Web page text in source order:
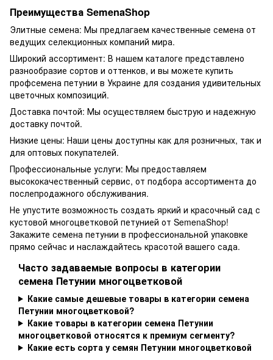
Преимущества SemenaShop
Элитные семена: Мы предлагаем качественные семена от
ведущих селекционных компаний мира.
Широкий ассортимент: В нашем каталоге представлено
разнообразие сортов и оттенков, и вы можете купить
профсемена петунии в Украине для создания удивительных
цветочных композиций.
Доставка почтой: Мы осуществляем быструю и надежную
доставку почтой.
Низкие цены: Наши цены доступны как для розничных, так и
для оптовых покупателей.
Профессиональные услуги: Мы предоставляем
высококачественный сервис, от подбора ассортимента до
послепродажного обслуживания.
Не упустите возможность создать яркий и красочный сад с
кустовой многоцветковой петунией от SemenaShop!
Закажите семена петунии в профессиональной упаковке
прямо сейчас и наслаждайтесь красотой вашего сада.
Часто задаваемые вопросы в категории
семена Петунии многоцветковой
Какие самые дешевые товары в категории семена
Петунии многоцветковой?
Какие товары в категории семена Петунии
многоцветковой относятся к премиум сегменту?
Какие есть сорта у семян Петунии многоцветковой